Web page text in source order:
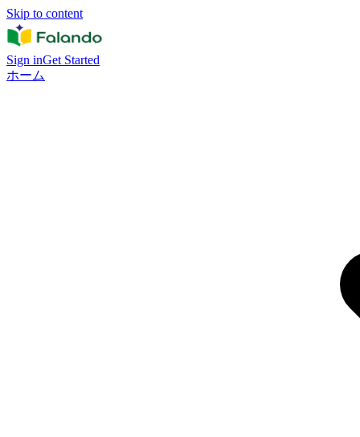
Skip to content
Sign inGet Started
ホーム